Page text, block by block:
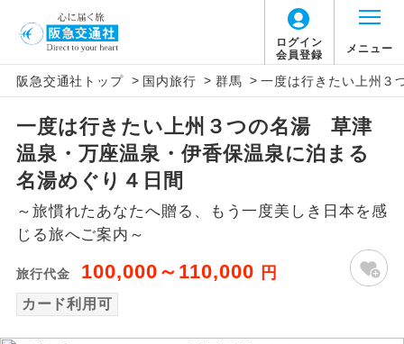
ログイン
会員登録
メニュー
阪急交通社トップ > 国内旅行 > 群馬 > 一度は行きたい上州３
一度は行きたい上州３つの名湯 草津
温泉・万座温泉・伊香保温泉に泊まる
名湯めぐり４日間
～旅慣れたあなたへ贈る、もう一度美しき日本を感
じる旅へご案内～
旅行代金 100,000～110,000 円
カード利用可
アイコン 説明
添乗員同行
往路出発空港（駅）から復路到着空港
（駅）まで同行します。
現地添乗員同
行
現地到着空港（駅）から最終日出発空港
（駅）まで添乗員が同行します。
バスガイド乗
務
バスガイドが乗務し、車内での観光案内
があります。